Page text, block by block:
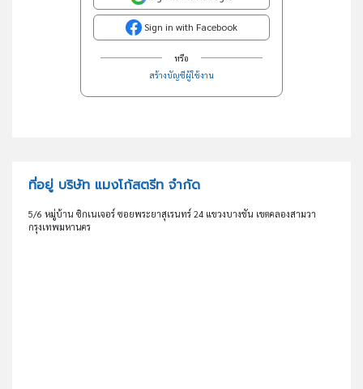
Sign in with Facebook
หรือ
สร้างบัญชีผู้ใช้งาน
ที่อยู่ บริษัท แมงโก้สตรีท จำกัด
5/6 หมู่บ้าน ซิกเนเจอร์ ซอยพระยาสุเรนทร์ 24 แขวงบางชัน เขตคลองสามวา
กรุงเทพมหานคร